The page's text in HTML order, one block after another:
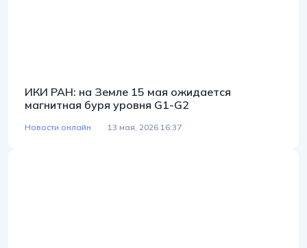
ИКИ РАН: на Земле 15 мая ожидается
магнитная буря уровня G1-G2
Новости онлайн 13 мая, 2026 16:37